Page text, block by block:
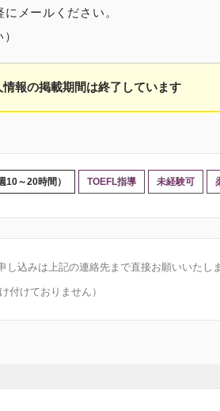
メールください。
情報の掲載期間は終了しています
10～20時間） TOEFL指導 未経験可
込みは上記の連絡先まで直接お願いいたしま
付けておりません）